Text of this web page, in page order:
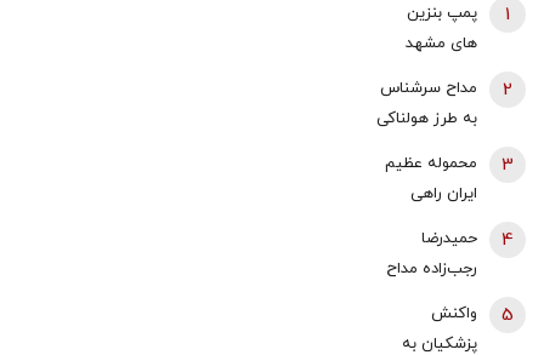
پمپ بنزین
های مشهد
1
مداح سرشناس
به طرز هولناکی
برای خانواده
ارسال شد
2
محموله عظیم
ایران راهی
جزئیات
3
حمیدرضا
رجب‌زاده مداح
کیست و
4
واکنش
پزشکیان به
5